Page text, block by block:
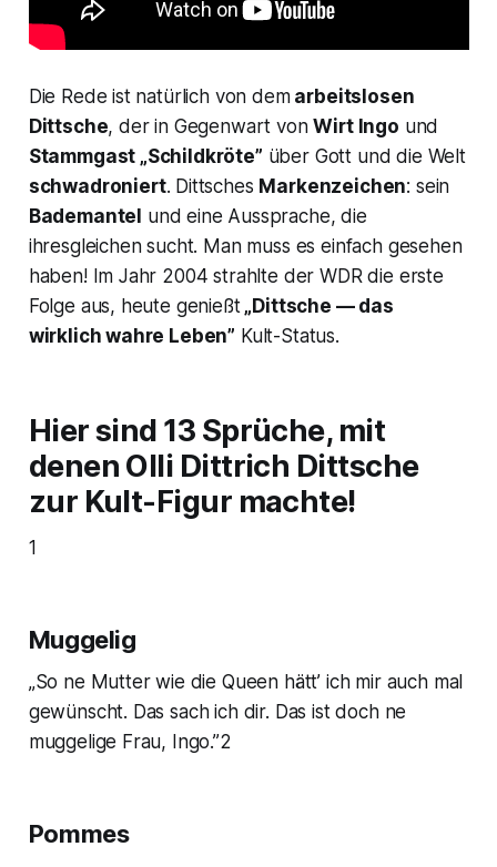
Die Rede ist natürlich von demarbeitslosen
Dittsche, der in Gegenwart vonWirt Ingo und
Stammgast „Schildkröte” über Gott und die Welt
schwadroniert. Dittsches Markenzeichen: sein
Bademantel und eine Aussprache, die
ihresgleichen sucht. Man muss es einfach gesehen
haben! Im Jahr 2004 strahlte der WDR die erste
Folge aus, heute genießt„Dittsche — das
wirklich wahre Leben” Kult-Status.
Hier sind 13 Sprüche, mit
denen Olli Dittrich Dittsche
zur Kult-Figur machte!
1
Muggelig
„So ne Mutter wie die Queen hätt’ ich mir auch mal
gewünscht. Das sach ich dir. Das ist doch ne
muggelige Frau, Ingo.”2
Pommes